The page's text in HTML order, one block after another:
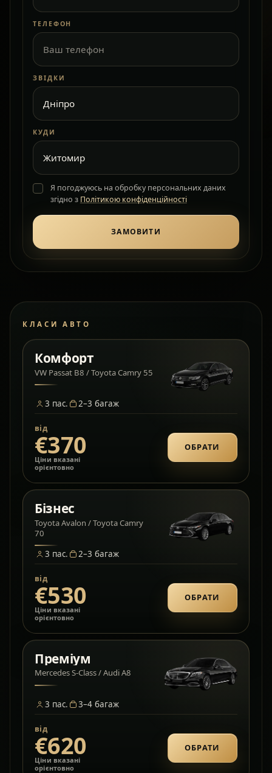
ТЕЛЕФОН
ЗВІДКИ
КУДИ
Я погоджуюсь на обробку персональних даних
згідно з Політикою конфіденційності
ЗАМОВИТИ
КЛАСИ АВТО
Комфорт
VW Passat B8 / Toyota Camry 55
3 пас. 2–3 багаж
від
€370
Ціни вказані
орієнтовно
ОБРАТИ
Бізнес
Toyota Avalon / Toyota Camry
70
3 пас. 2–3 багаж
від
€530
Ціни вказані
орієнтовно
ОБРАТИ
Преміум
Mercedes S-Class / Audi A8
3 пас. 3–4 багаж
від
€620
Ціни вказані
орієнтовно
ОБРАТИ